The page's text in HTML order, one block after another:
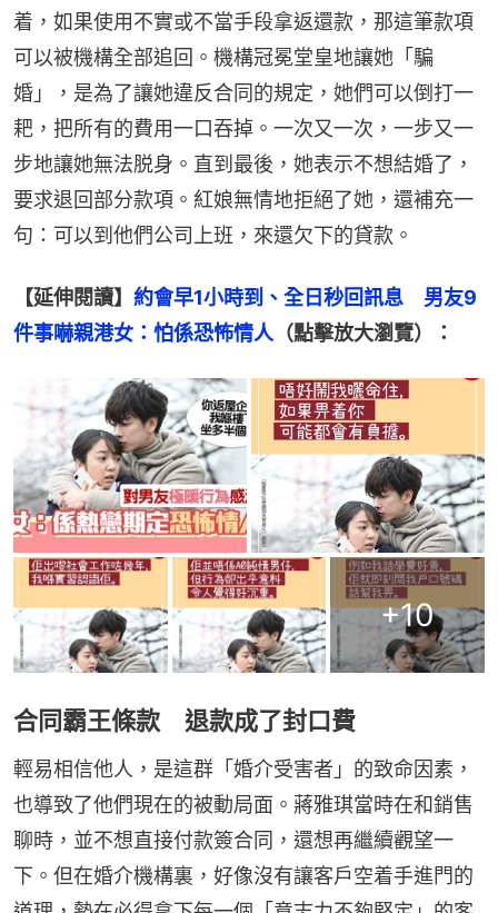
着，如果使用不實或不當手段拿返還款，那這筆款項
可以被機構全部追回。機構冠冕堂皇地讓她「騙
婚」，是為了讓她違反合同的規定，她們可以倒打一
耙，把所有的費用一口吞掉。一次又一次，一步又一
步地讓她無法脱身。直到最後，她表示不想結婚了，
要求退回部分款項。紅娘無情地拒絕了她，還補充一
句：可以到他們公司上班，來還欠下的貸款。
【延伸閱讀】 約會早1小時到、全日秒回訊息　男友9
件事嚇親港女：怕係恐怖情人 （點擊放大瀏覽）：
+10
合同霸王條款 退款成了封口費
輕易相信他人，是這群「婚介受害者」的致命因素，
也導致了他們現在的被動局面。蔣雅琪當時在和銷售
聊時，並不想直接付款簽合同，還想再繼續觀望一
下。但在婚介機構裏，好像沒有讓客戶空着手進門的